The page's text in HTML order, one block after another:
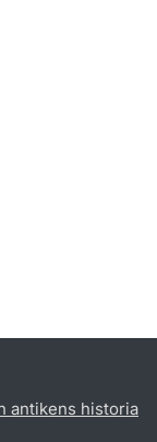
antikens historia